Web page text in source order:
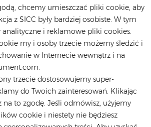
chcemy umieszczać pliki cookie, aby
z SICC były bardziej osobiste. W tym
i reklamowe pliki cookies.
my i osoby trzecie możemy śledzić i
w Internecie wewnątrz i na
trzecie dostosowujemy super-
do Twoich zainteresowań. Klikając
na to zgodę. Jeśli odmówisz, użyjemy
cookie i niestety nie będziesz